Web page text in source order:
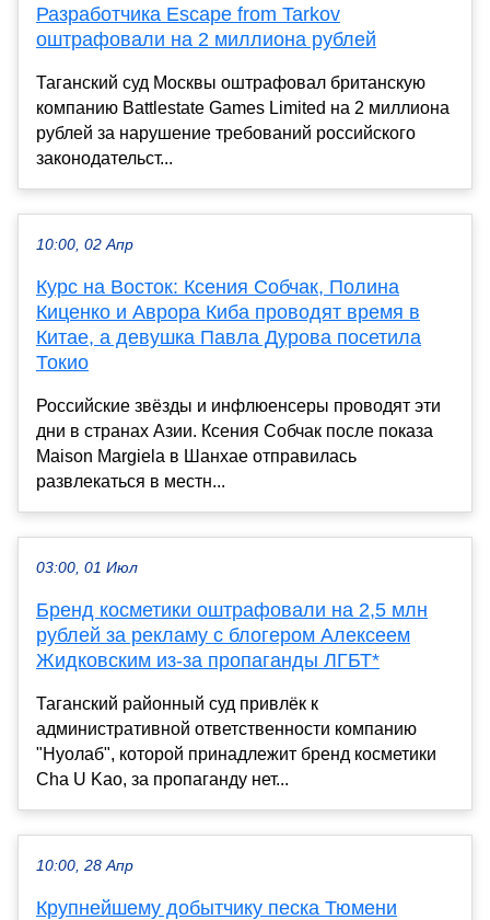
Разработчика Escape from Tarkov
оштрафовали на 2 миллиона рублей
Таганский суд Москвы оштрафовал британскую
компанию Battlestate Games Limited на 2 миллиона
рублей за нарушение требований российского
законодательст...
10:00, 02 Апр
Курс на Восток: Ксения Собчак, Полина
Киценко и Аврора Киба проводят время в
Китае, а девушка Павла Дурова посетила
Токио
Российские звёзды и инфлюенсеры проводят эти
дни в странах Азии. Ксения Собчак после показа
Maison Margiela в Шанхае отправилась
развлекаться в местн...
03:00, 01 Июл
Бренд косметики оштрафовали на 2,5 млн
рублей за рекламу с блогером Алексеем
Жидковским из-за пропаганды ЛГБТ*
Таганский районный суд привлёк к
административной ответственности компанию
"Нуолаб", которой принадлежит бренд косметики
Cha U Kao, за пропаганду нет...
10:00, 28 Апр
Крупнейшему добытчику песка Тюмени